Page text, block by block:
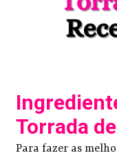
Torrada
Para fazer as